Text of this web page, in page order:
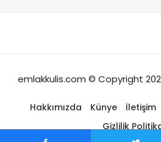
emlakkulis.com © Copyright
Hakkımızda Künye İletişim
Gizlilik